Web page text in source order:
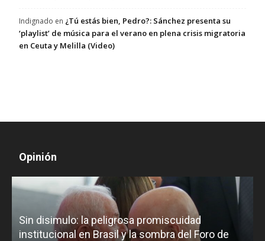
Indignado en ¿Tú estás bien, Pedro?: Sánchez presenta su
‘playlist’ de música para el verano en plena crisis migratoria
en Ceuta y Melilla (Video)
Opinión
Sin disimulo: la peligrosa promiscuidad
institucional en Brasil y la sombra del Foro de